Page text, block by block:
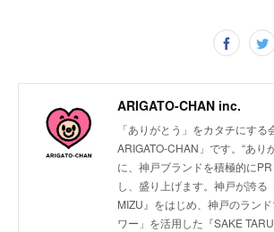
ARIGATO-CHAN inc.
「ありがとう」をカタチにする
ARIGATO-CHAN」です。“あり
に、神戸ブランドを積極的に
し、盛り上げます。神戸が誇る
MIZU』をはじめ、神戸のラン
ワー」を活用した『SAKE TARU